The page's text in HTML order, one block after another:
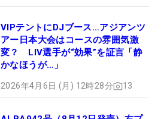
VIPテントにDJブース…アジアンツ
アー日本大会はコースの雰囲気激
変？ LIV選手が“効果”を証言「静
かなほうが…」
2026年4月6日 (月) 12時28分 13